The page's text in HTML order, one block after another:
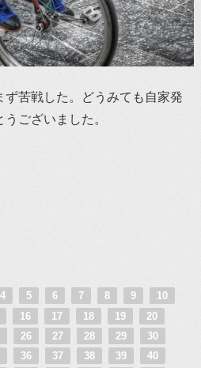
ず苦戦した。どうみても自家発
ございました。
4 5 6 7 8 9
10
16 17 18 19
20
26 27 28 29
30
36 37 38 39
40